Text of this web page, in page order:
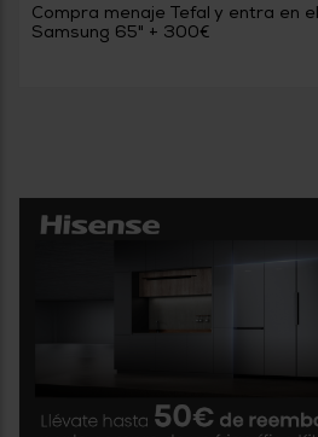
Compra menaje Tefal y entra en
Samsung 65" + 300€